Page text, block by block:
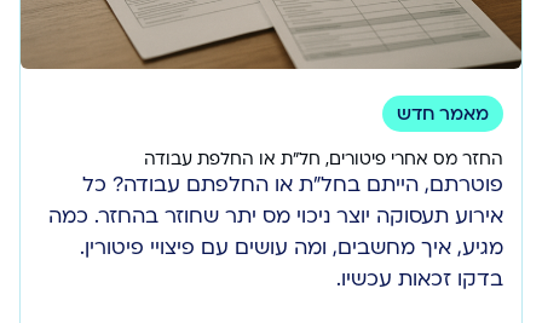
מאמר חדש
החזר מס אחרי פיטורים, חל״ת או החלפת עבודה
פוטרתם, הייתם בחל"ת או החלפתם עבודה? כל
אירוע תעסוקה יוצר ניכוי מס יתר שחוזר בהחזר. כמה
מגיע, איך מחשבים, ומה עושים עם פיצויי פיטורין.
בדקו זכאות עכשיו.